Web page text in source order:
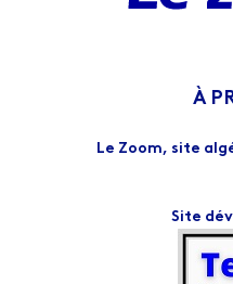
À
Le Zoom, site
Site